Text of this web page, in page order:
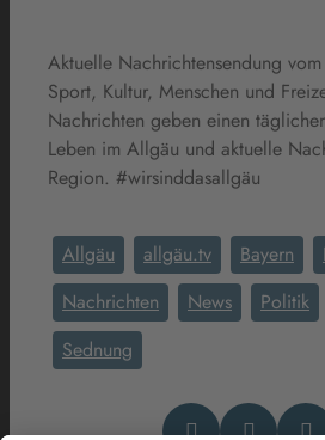
Aktuelle Nachrichtensendung
Sport, Kultur, Menschen und
Nachrichten geben einen
Leben im Allgäu und aktuelle
Region. #wirsinddasallgäu
Allgäu allgäu.tv Bayern
Nachrichten
News Politik
Sednung